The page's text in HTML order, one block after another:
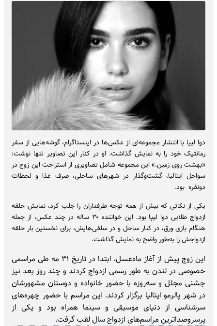
دوا لیپا با انتشار مجموعه‌ای از عکس‌ها در اینستاگرام، گوشه‌هایی از سفر
رمانتیک خود را به نمایش گذاشت. او در کنار این تصاویر تنها نوشت:
«بهشت روی زمین.» این مجموعه شامل تصاویری از استراحت این زوج در
سواحل ایتالیا، گشت‌وگذار در شهرهای ساحلی، صرف غذا و لحظات
دونفره بود.
یکی از نکاتی که بیش از همه توجه طرفداران را جلب کرد، نمایش حلقه
ازدواج طلایی دوا لیپا بود. این خواننده ۳۰ ساله در چند عکس، از جمله
هنگام بازی ورق، در کنار ساحل و در سلفی‌هایش، برای نخستین بار حلقه
ازدواجش را به‌طور واضح به نمایش گذاشت.
این زوج پیش از آغاز ماه‌عسل، ابتدا در تاریخ ۳۱ مه طی مراسمی
خصوصی در لندن به طور رسمی ازدواج کردند و چند روز بعد نیز
جشنی مجلل و سه‌روزه با حضور خانواده و دوستان مشهورشان
در شهر پالرمو ایتالیا برگزار کردند. این مراسم با حضور چهره‌های
سرشناسی از دنیای موسیقی و سینما همراه بود و یکی از
پرسر‌وصداترین مراسم‌های ازدواج سال لقب گرفت.